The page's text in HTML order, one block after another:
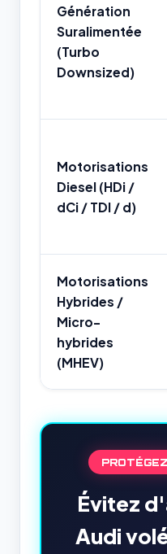
Génération
Suralimentée
(Turbo
Downsized)
Motorisations
Diesel (HDi /
dCi / TDI / d)
Motorisations
Hybrides /
Micro-
hybrides
(MHEV)
Évitez
Audi